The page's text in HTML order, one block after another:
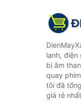
lạnh,
bị âm
quay
tôi đã
giá rẻ